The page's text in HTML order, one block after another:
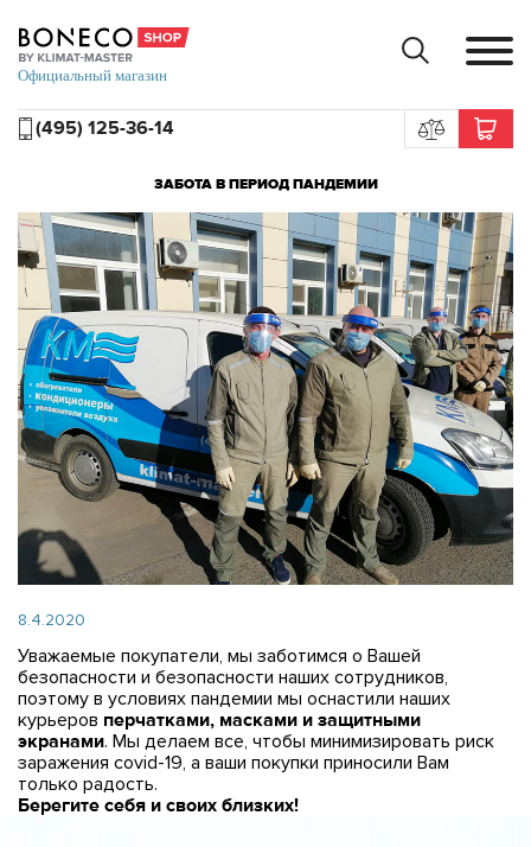
(495) 125-36-14
ЗАБОТА В ПЕРИОД ПАНДЕМИИ
8.4.2020
Уважаемые покупатели, мы заботимся о Вашей
безопасности и безопасности наших сотрудников,
поэтому в условиях пандемии мы оснастили наших
курьеров перчатками, масками и защитными
экранами. Мы делаем все, чтобы минимизировать риск
заражения covid-19, а ваши покупки приносили Вам
только радость.
Берегите себя и своих близких!